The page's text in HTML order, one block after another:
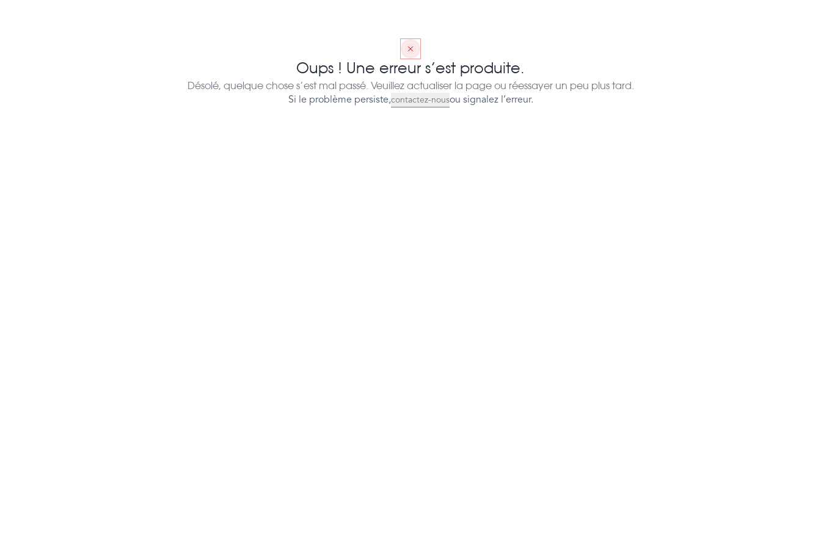
Oups ! Une erreur s’est produite.
Désolé, quelque chose s’est mal passé. Veuillez actualiser la page ou réessayer un peu plus tard.
Si le problème persiste,contactez-nousou signalez l’erreur.